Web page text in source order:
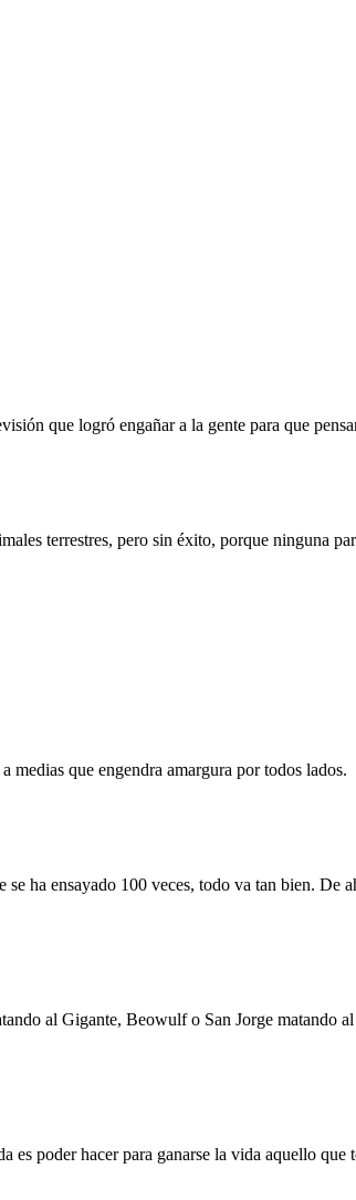
que logró engañar a la gente para que
terrestres, pero sin éxito, porque ninguna
que engendra amargura por todos lados.
ha ensayado 100 veces, todo va tan bien.
al Gigante, Beowulf o San Jorge matando
es poder hacer para ganarse la vida aquello que